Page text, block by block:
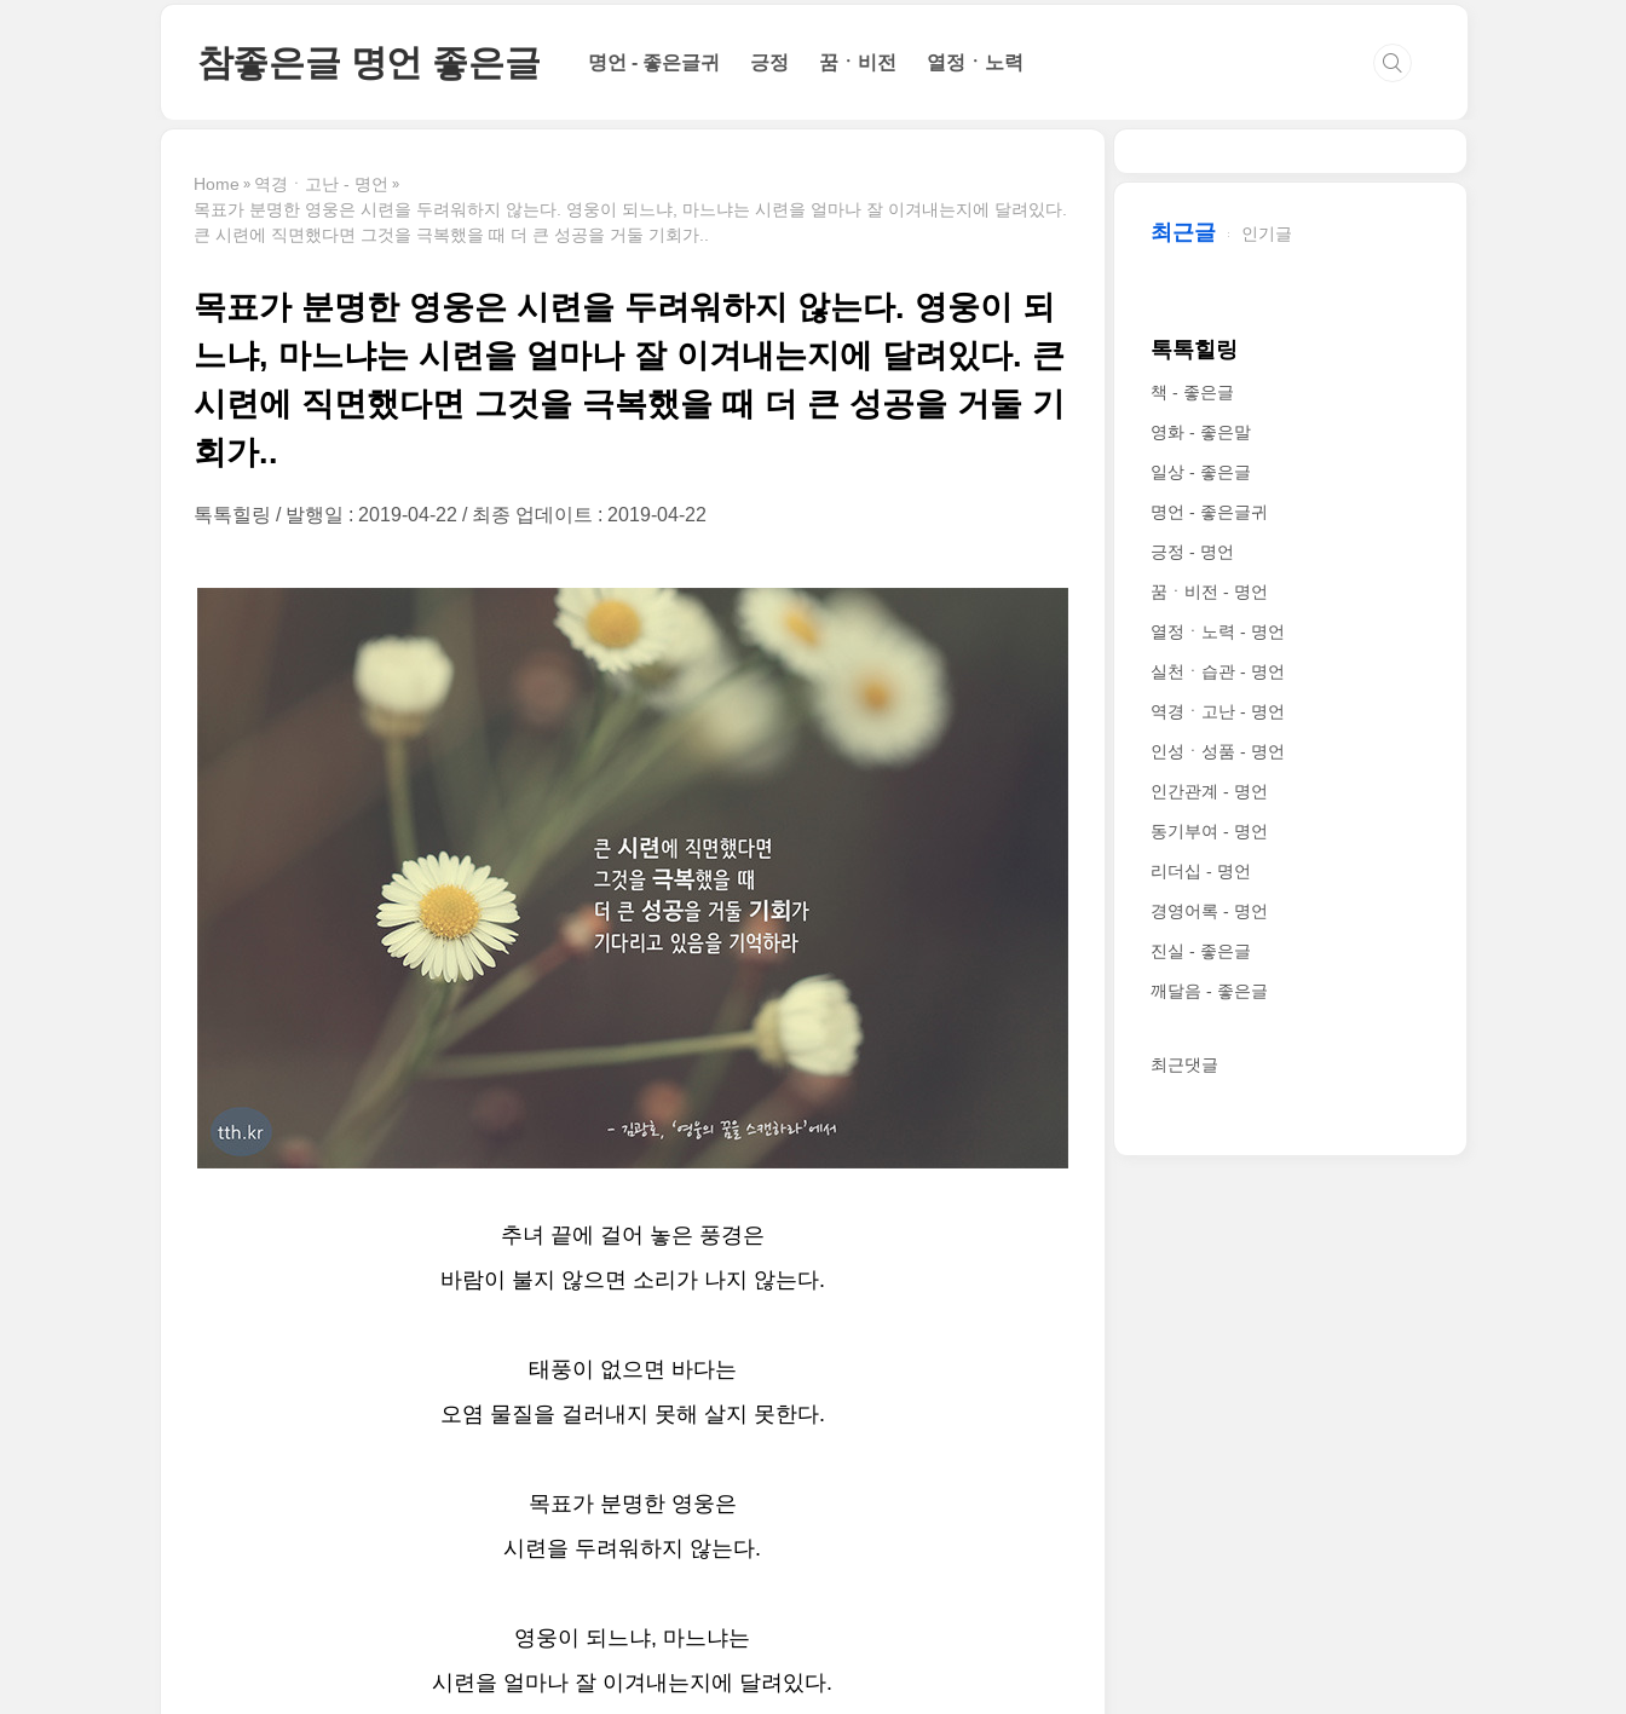
참좋은글 명언 좋은글 명언 - 좋은글귀 긍정 꿈ㆍ비전 열정ㆍ노력
Home
역경ㆍ고난 - 명언
목표가 분명한 영웅은 시련을 두려워하지 않는다. 영웅이 되느냐, 마느냐는 시련을 얼마나 잘 이겨내는지에 달려있다.
큰 시련에 직면했다면 그것을 극복했을 때 더 큰 성공을 거둘 기회가..
목표가 분명한 영웅은 시련을 두려워하지 않는다. 영웅이 되
느냐, 마느냐는 시련을 얼마나 잘 이겨내는지에 달려있다. 큰
시련에 직면했다면 그것을 극복했을 때 더 큰 성공을 거둘 기
회가..
톡톡힐링 발행일 : 2019-04-22 최종 업데이트 : 2019-04-22
추녀 끝에 걸어 놓은 풍경은
바람이 불지 않으면 소리가 나지 않는다.
태풍이 없으면 바다는
오염 물질을 걸러내지 못해 살지 못한다.
목표가 분명한 영웅은
시련을 두려워하지 않는다.
영웅이 되느냐, 마느냐는
시련을 얼마나 잘 이겨내는지에 달려있다.
최근글 인기글
톡톡힐링
책 - 좋은글
영화 - 좋은말
일상 - 좋은글
명언 - 좋은글귀
긍정 - 명언
꿈ㆍ비전 - 명언
열정ㆍ노력 - 명언
실천ㆍ습관 - 명언
역경ㆍ고난 - 명언
인성ㆍ성품 - 명언
인간관계 - 명언
동기부여 - 명언
리더십 - 명언
경영어록 - 명언
진실 - 좋은글
깨달음 - 좋은글
최근댓글